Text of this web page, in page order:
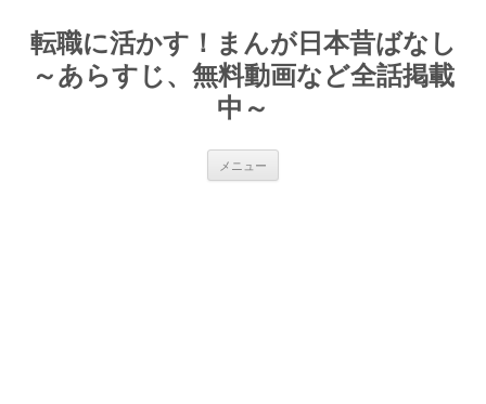
転職に活かす！まんが日本昔ばなし
～あらすじ、無料動画など全話掲載
中～
メニュー